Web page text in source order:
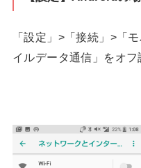
「設定」>「接続」>「
イルデータ通信」をオフ